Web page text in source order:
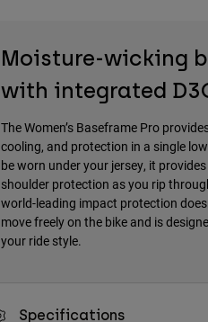
Moisture-wicking
with integrated
The Women’s Baseframe Pro
cooling, and protection in a single
be worn under your jersey, it
shoulder protection as you rip
world-leading impact protection
move freely on the bike and is
your ride style.
Specifications